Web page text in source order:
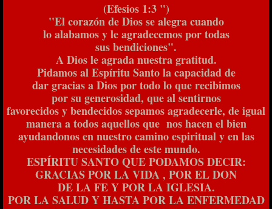
(Efesios 1:3 ")
''El corazón de Dios se alegra cuando
lo alabamos y le agradecemos por todas
sus bendiciones".
A Dios le agrada nuestra gratitud.
Pidamos al Espíritu Santo la capacidad de
dar gracias a Dios por todo lo que recibimos
por su generosidad, que al sentirnos
favorecidos y bendecidos sepamos agradecerle, de igual
manera a todos aquellos que nos hacen el bien
ayudandonos en nuestro camino espiritual y en las
necesidades de este mundo.
ESPÍRITU SANTO QUE PODAMOS DECIR:
GRACIAS POR LA VIDA , POR EL DON
DE LA FE Y POR LA IGLESIA.
POR LA SALUD Y HASTA POR LA ENFERMEDAD